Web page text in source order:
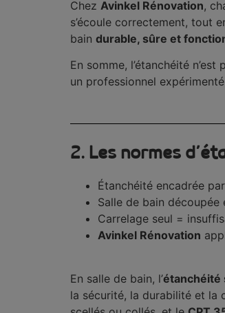
Chez Avinkel Rénovation,
s’écoule correctement, tout
bain durable, sûre et
En somme, l’étanchéité n’est
un professionnel
2. Les normes
Étanchéité encadrée
Salle de bain
Carrelage seul =
Avinkel Rénovation
En salle de bain, l’étanchéité
la sécurité, la durabilité et la